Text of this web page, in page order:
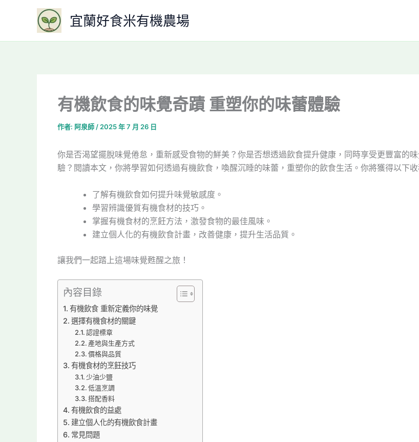
宜蘭好食米有機農場
有機飲食的味覺奇蹟 重塑你的味蕾體驗
作者: 阿泉師 / 2025 年 7 月 26 日
你是否渴望擺脫味覺倦怠，重新感受食物的鮮美？你是否想透過飲食提升健康，同時享受更豐富的
驗？閱讀本文，你將學習如何透過有機飲食，喚醒沉睡的味蕾，重塑你的飲食生活。你將獲得以下收
了解有機飲食如何提升味覺敏感度。
學習辨識優質有機食材的技巧。
掌握有機食材的烹飪方法，激發食物的最佳風味。
建立個人化的有機飲食計畫，改善健康，提升生活品質。
讓我們一起踏上這場味覺甦醒之旅！
內容目錄
有機飲食 重新定義你的味覺
選擇有機食材的關鍵
認證標章
產地與生產方式
價格與品質
有機食材的烹飪技巧
少油少鹽
低溫烹調
搭配香料
有機飲食的益處
建立個人化的有機飲食計畫
常見問題